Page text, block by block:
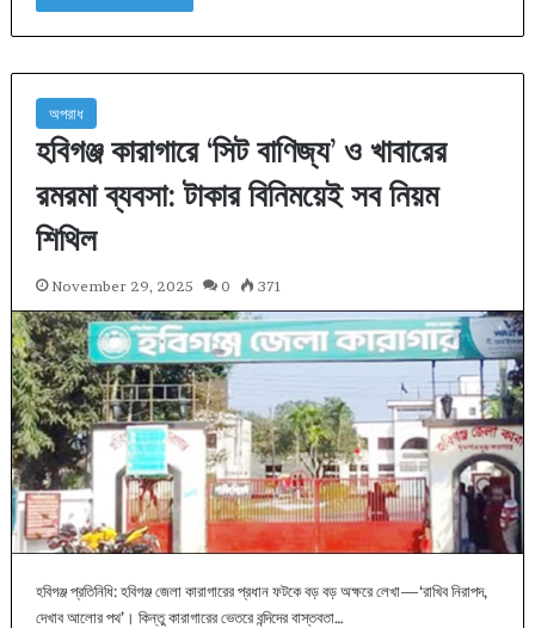
অপরাধ
হবিগঞ্জ কারাগারে ‘সিট বাণিজ্য’ ও খাবারের
রমরমা ব্যবসা: টাকার বিনিময়েই সব নিয়ম
শিথিল
November 29, 2025 0 371
হবিগঞ্জ প্রতিনিধি: হবিগঞ্জ জেলা কারাগারের প্রধান ফটকে বড় বড় অক্ষরে লেখা—‘রাখিব নিরাপদ,
দেখাব আলোর পথ’। কিন্তু কারাগারের ভেতরে বন্দিদের বাস্তবতা…